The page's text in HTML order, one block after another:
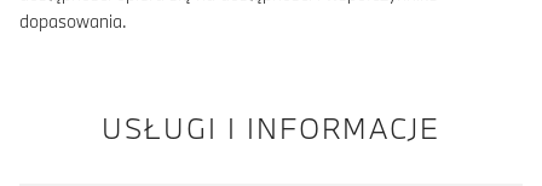
dopasowania.
USŁUGI I INFORMACJE